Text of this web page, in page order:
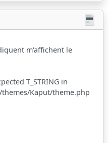
m'affichent le
T_STRING in
Kaput/theme.php